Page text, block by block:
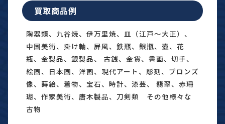
買取商品例
陶器類、九谷焼、伊万里焼、皿（江戸〜大正）、
中国美術、掛け軸、屏風、鉄瓶、銀瓶、壺、花
瓶、金製品、銀製品、 古銭、金貨、書画、切手、
絵画、日本画、洋画、現代アート、彫刻、ブロンズ
像、蒔絵、着物、宝石、時計、漆芸、 翡翠、赤珊
瑚、作家美術、唐木製品、刀剣類 その他様々な
古物